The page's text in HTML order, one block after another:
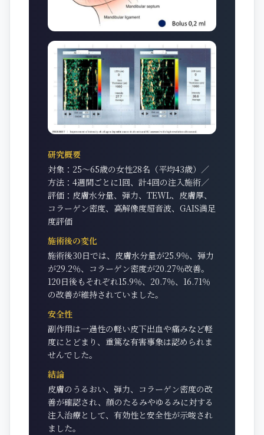
研究概要
対象：25〜65歳の女性28名（平均43歳）／
方法：4週間ごとに1回、計4回の注入施術／
評価：皮膚水分量、弾力、TEWL、皮膚厚、
コラーゲン密度、高解像度超音波、GAIS満足
度評価
施術後の変化
施術後30日では、皮膚水分量が25.9％、弾力
が29.2％、コラーゲン密度が20.27％改善。
120日後もそれぞれ15.9％、20.7％、16.71％
の改善が維持されていました。
安全性
副作用は一過性の軽い皮下出血や痛みなど軽
度にとどまり、重篤な有害事象は認められま
せんでした。
結論
皮膚のうるおい、弾力、コラーゲン密度の改
善が確認され、顔のたるみやゆるみに対する
注入治療として、有効性と安全性が示唆され
ました。